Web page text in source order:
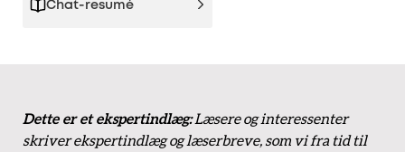
Chat-resumé
Dette er et ekspertindlæg:Læsere og interessenter
skriver ekspertindlæg og læserbreve, som vi fra tid til